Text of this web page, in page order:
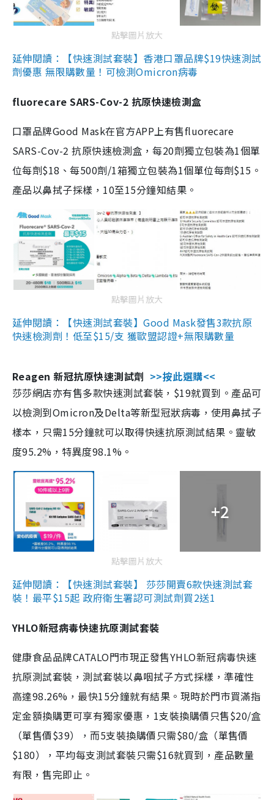
點擊圖片放大
延伸閱讀：【快速測試套裝】香港口罩品牌$19快速測試
劑優惠 無限購數量！可檢測Omicron病毒
fluorecare SARS-Cov-2 抗原快速檢測盒
口罩品牌Good Mask在官方APP上有售fluorecare
SARS-Cov-2 抗原快速檢測盒，每20劑獨立包裝為1個單
位每劑$18、每500劑/1箱獨立包裝為1個單位每劑$15。
產品以鼻拭子採樣，10至15分鐘知結果。
點擊圖片放大
延伸閱讀：【快速測試套裝】Good Mask發售3款抗原
快速檢測劑！低至$15/支 獲歐盟認證+無限購數量
Reagen 新冠抗原快速測試劑 >>按此選購<<
莎莎網店亦有售多款快速測試套裝，$19就買到。產品可
以檢測到Omicron及Delta等新型冠狀病毒，使用鼻拭子
樣本，只需15分鐘就可以取得快速抗原測試結果。靈敏
度95.2%，特異度98.1%。
+2
點擊圖片放大
延伸閱讀：【快速測試套裝】 莎莎開賣6款快速測試套
裝！最平$15起 政府衛生署認可測試劑買2送1
YHLO新冠病毒快速抗原測試套裝
健康食品品牌CATALO門市現正發售YHLO新冠病毒快速
抗原測試套裝，測試套裝以鼻咽拭子方式採樣，準確性
高達98.26%，最快15分鐘就有結果。現時於門市買滿指
定金額換購更可享有獨家優惠，1支裝換購價只售$20/盒
（單售價$39），而5支裝換購價只需$80/盒（單售價
$180），平均每支測試套裝只需$16就買到，產品數量
有限，售完即止。